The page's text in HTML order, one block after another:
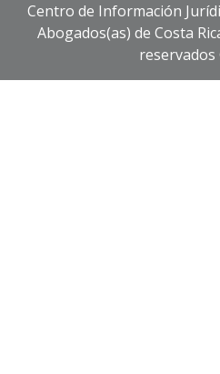
Centro de Información
Abogados(as) de Costa